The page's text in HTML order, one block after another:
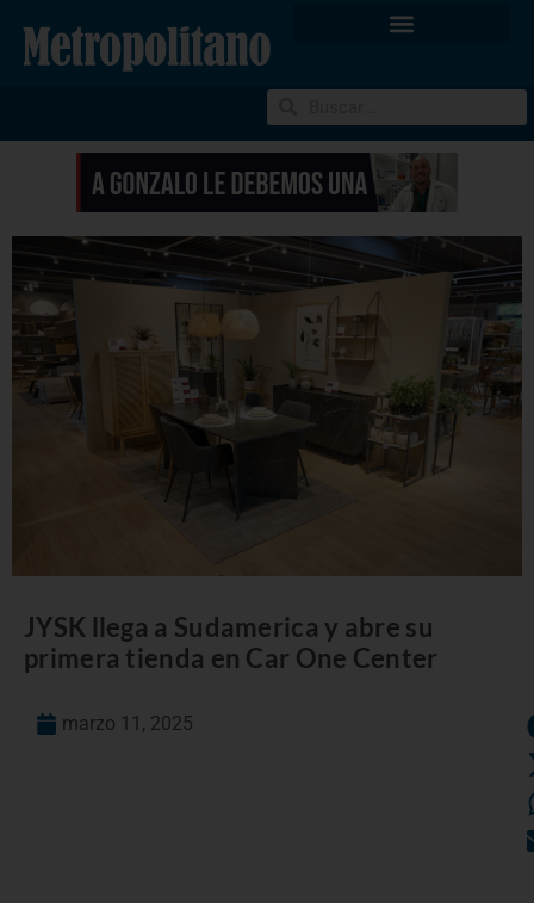
JYSK llega a Sudamerica y abre su
primera tienda en Car One Center
marzo 11, 2025